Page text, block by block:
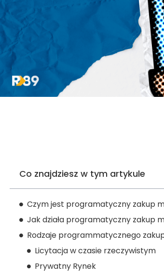
Co znajdziesz w tym artykule
Czym jest programatyczny zakup
Jak działa programatyczny zakup
Rodzaje programmatycznego
Licytacja w czasie rzeczywistym
Prywatny Rynek